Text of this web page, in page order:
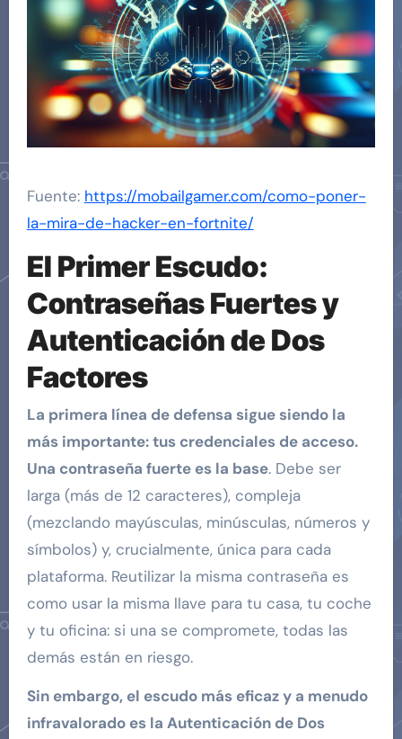
Fuente: https://mobailgamer.com/como-poner-
la-mira-de-hacker-en-fortnite/
El Primer Escudo:
Contraseñas Fuertes y
Autenticación de Dos
Factores
La primera línea de defensa sigue siendo la
más importante: tus credenciales de acceso.
Una contraseña fuerte es la base. Debe ser
larga (más de 12 caracteres), compleja
(mezclando mayúsculas, minúsculas, números y
símbolos) y, crucialmente, única para cada
plataforma. Reutilizar la misma contraseña es
como usar la misma llave para tu casa, tu coche
y tu oficina: si una se compromete, todas las
demás están en riesgo.
Sin embargo, el escudo más eficaz y a menudo
infravalorado es la Autenticación de Dos